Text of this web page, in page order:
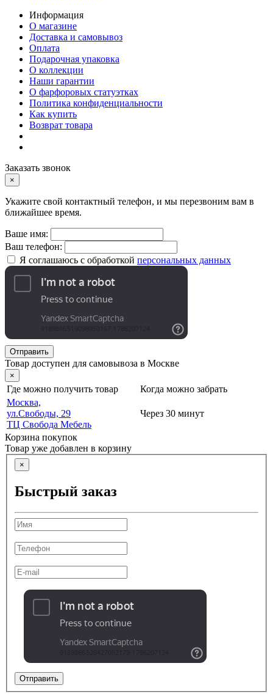
Информация
О магазине
Доставка и самовывоз
Оплата
Подарочная упаковка
О коллекции
Наши гарантии
О фарфоровых статуэтках
Политика конфиденциальности
Как купить
Возврат товара
Заказать звонок
×
Укажите свой контактный телефон, и мы перезвоним вам в
ближайшее время.
Ваше имя:
Ваш телефон:
Я соглашаюсь с обработкой персональных данных
Отправить
Товар доступен для самовывоза в Москве
×
Где можно получить товар
Когда можно забрать
Москва,
ул.Свободы, 29
ТЦ Свобода Мебель
Через 30 минут
Корзина покупок
Товар уже добавлен в корзину
×
Быстрый заказ
Отправить